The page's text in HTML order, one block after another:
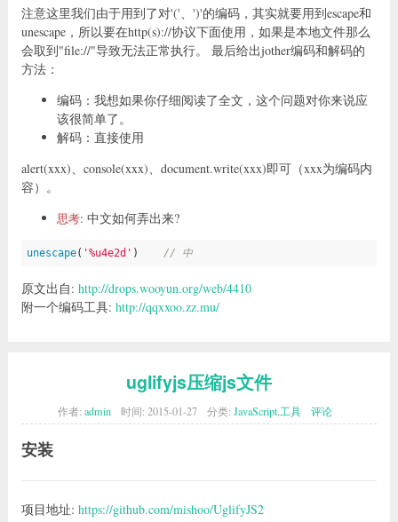
注意这里我们由于用到了对'('、')'的编码，其实就要用到escape和
unescape，所以要在http(s)://协议下面使用，如果是本地文件那么
会取到"file://"导致无法正常执行。 最后给出jother编码和解码的
方法：
编码：我想如果你仔细阅读了全文，这个问题对你来说应
该很简单了。
解码：直接使用
alert(xxx)、console(xxx)、document.write(xxx)即可（xxx为编码内
容）。
思考: 中文如何弄出来?
unescape( '%u4e2d' ) // 中
原文出自: http://drops.wooyun.org/web/4410
附一个编码工具: http://qqxxoo.zz.mu/
uglifyjs压缩js文件
作者:admin 时间:2015-01-27 分类:JavaScript,工具 评论
安装
项目地址: https://github.com/mishoo/UglifyJS2